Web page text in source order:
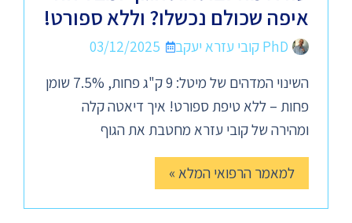
איפה שכולם נכשלו? וללא ספורט!
PhD קובי עזרא יעקב
03/12/2025
השינוי המדהים של מיטל: 9 ק"ג פחות, 7.5% שומן
פחות – ללא טיפת ספורט! איך דיאטה קלה
ומהירה של קובי עזרא מחטבת את הגוף
למאמר הרפואי המלא »